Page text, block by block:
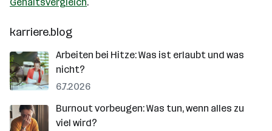
karriere.blog
Arbeiten bei Hitze: Was ist erlaubt und was
nicht?
6.7.2026
Burnout vorbeugen: Was tun, wenn alles zu
viel wird?